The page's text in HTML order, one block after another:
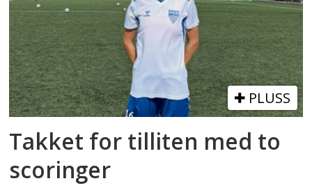
PLUSS
Takket for tilliten med to
scoringer